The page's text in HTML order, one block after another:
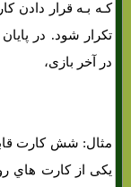
کـه بـه قرار دادن
تکرار شود. در
در آخر بازی،
یکی از کارت هاي‌